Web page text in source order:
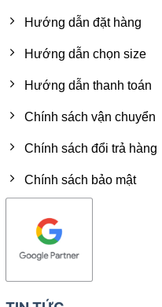
Hướng dẫn đặt hàng
Hướng dẫn chọn size
Hướng dẫn thanh toán
Chính sách vận chuyển
Chính sách đổi trả hàng
Chính sách bảo mật